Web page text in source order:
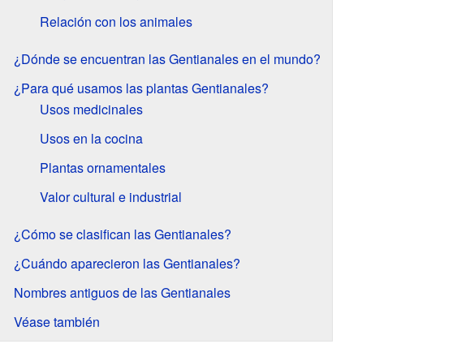
Relación con los animales
¿Dónde se encuentran las Gentianales en el mundo?
¿Para qué usamos las plantas Gentianales?
Usos medicinales
Usos en la cocina
Plantas ornamentales
Valor cultural e industrial
¿Cómo se clasifican las Gentianales?
¿Cuándo aparecieron las Gentianales?
Nombres antiguos de las Gentianales
Véase también